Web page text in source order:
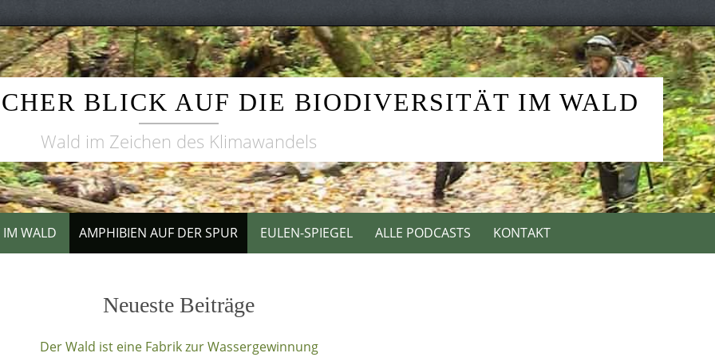
BLICK AUF DIE BIODIVERSITÄT IM WALD
Wald im Zeichen des Klimawandels
IM WALD AMPHIBIEN AUF DER SPUR EULEN-SPIEGEL ALLE PODCASTS KONTAKT
Neueste Beiträge
Der Wald ist eine Fabrik zur Wassergewinnung